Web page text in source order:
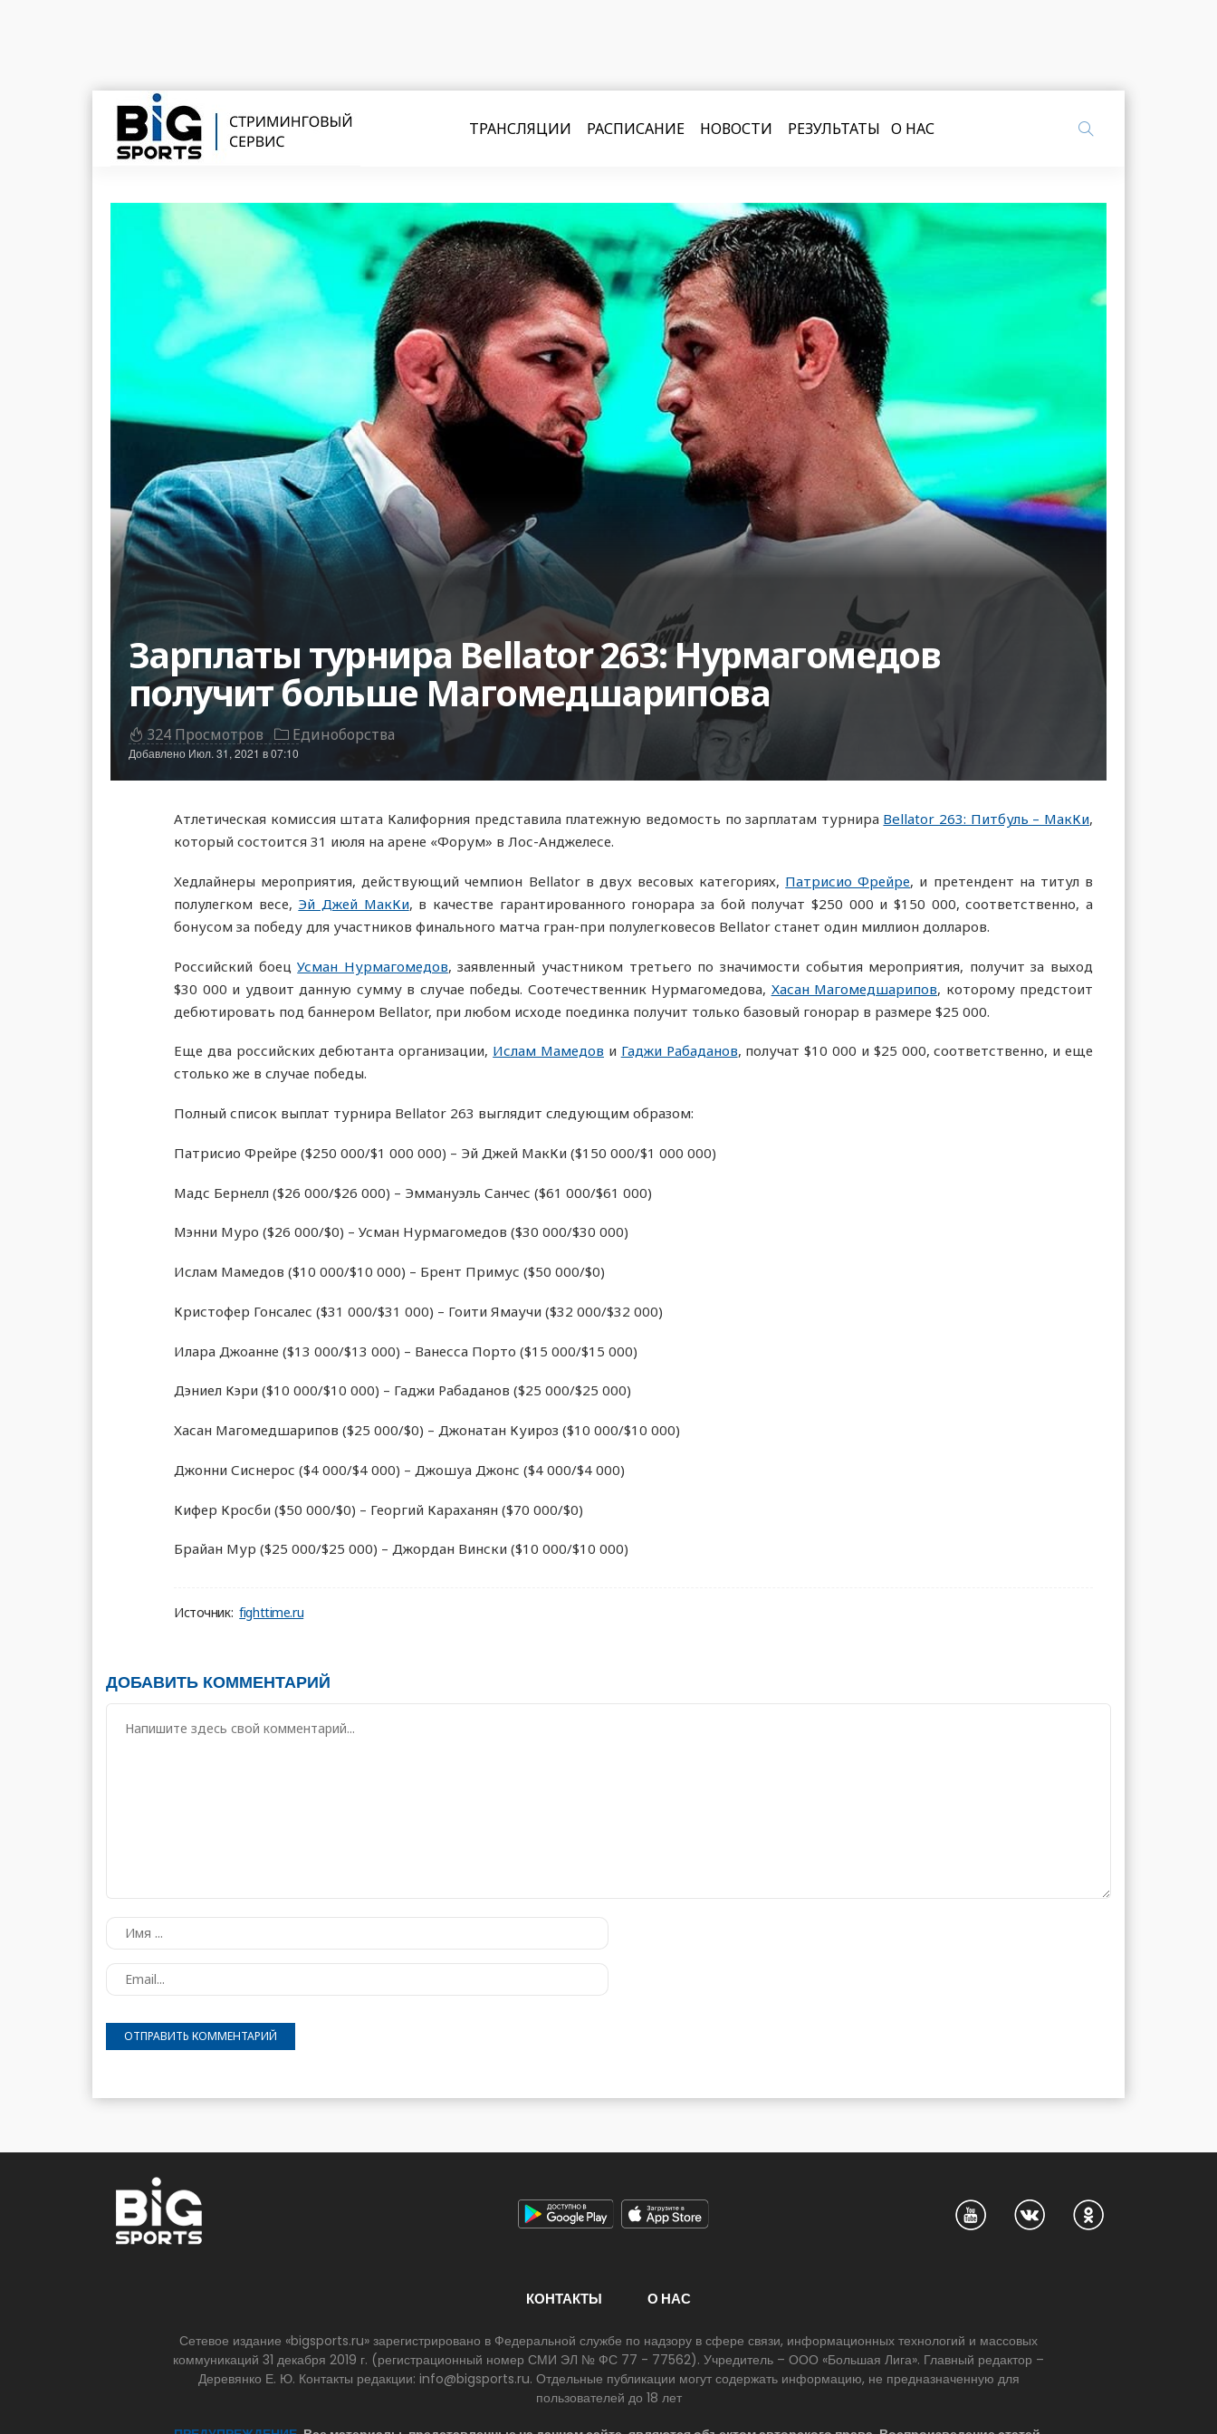
ТРАНСЛЯЦИИ РАСПИСАНИЕ НОВОСТИ РЕЗУЛЬТАТЫ О НАС
Зарплаты турнира Bellator 263: Нурмагомедов
получит больше Магомедшарипова
324 Просмотров Единоборства
Добавлено Июл. 31, 2021 в 07:10
Атлетическая комиссия штата Калифорния представила платежную ведомость по зарплатам турнира Bellator 263: Питбуль – МакКи,
который состоится 31 июля на арене «Форум» в Лос-Анджелесе.
Хедлайнеры мероприятия, действующий чемпион Bellator в двух весовых категориях, Патрисио Фрейре, и претендент на титул в
полулегком весе, Эй Джей МакКи, в качестве гарантированного гонорара за бой получат $250 000 и $150 000, соответственно, а
бонусом за победу для участников финального матча гран-при полулегковесов Bellator станет один миллион долларов.
Российский боецУсман Нурмагомедов, заявленный участником третьего по значимости события мероприятия, получит за выход
$30 000 и удвоит данную сумму в случае победы. Соотечественник Нурмагомедова, Хасан Магомедшарипов, которому предстоит
дебютировать под баннером Bellator, при любом исходе поединка получит только базовый гонорар в размере $25 000.
Еще два российских дебютанта организации, Ислам Мамедов и Гаджи Рабаданов, получат $10 000 и $25 000, соответственно, и еще
столько же в случае победы.
Полный список выплат турнира Bellator 263 выглядит следующим образом:
Патрисио Фрейре ($250 000/$1 000 000) – Эй Джей МакКи ($150 000/$1 000 000)
Мадс Бернелл ($26 000/$26 000) – Эммануэль Санчес ($61 000/$61 000)
Мэнни Муро ($26 000/$0) – Усман Нурмагомедов ($30 000/$30 000)
Ислам Мамедов ($10 000/$10 000) – Брент Примус ($50 000/$0)
Кристофер Гонсалес ($31 000/$31 000) – Гоити Ямаучи ($32 000/$32 000)
Илара Джоанне ($13 000/$13 000) – Ванесса Порто ($15 000/$15 000)
Дэниел Кэри ($10 000/$10 000) – Гаджи Рабаданов ($25 000/$25 000)
Хасан Магомедшарипов ($25 000/$0) – Джонатан Куироз ($10 000/$10 000)
Джонни Сиснерос ($4 000/$4 000) – Джошуа Джонс ($4 000/$4 000)
Кифер Кросби ($50 000/$0) – Георгий Караханян ($70 000/$0)
Брайан Мур ($25 000/$25 000) – Джордан Вински ($10 000/$10 000)
Источник: fighttime.ru
ДОБАВИТЬ КОММЕНТАРИЙ
КОНТАКТЫ О НАС
Сетевое издание «bigsports.ru» зарегистрировано в Федеральной службе по надзору в сфере связи, информационных технологий и массовых
коммуникаций 31 декабря 2019 г. (регистрационный номер СМИ ЭЛ № ФС 77 - 77562). Учредитель – ООО «Большая Лига». Главный редактор –
Деревянко Е. Ю. Контакты редакции: info@bigsports.ru. Отдельные публикации могут содержать информацию, не предназначенную для
пользователей до 18 лет